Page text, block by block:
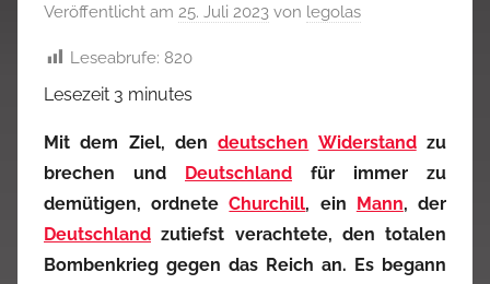
Veröffentlicht am 25. Juli 2023 von legolas
Leseabrufe: 820
Lesezeit 3 minutes
Mit dem Ziel, dendeutschen Widerstandzu
brechen und
Deutschland für immer zu
demütigen, ordneteChurchill, ein Mann, der
Deutschland zutiefst verachtete, den totalen
Bombenkrieg gegen das Reich an. Es begann